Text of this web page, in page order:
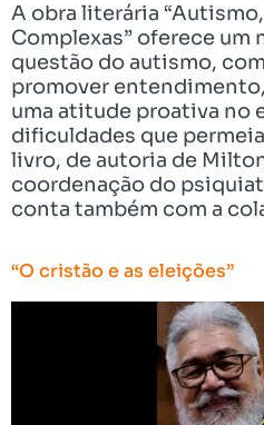
A obra literária
Complexas” oferece um
questão do autismo,
promover
uma atitude proativa no
dificuldades que
livro, de autoria de
coordenação do
conta também com a
“O cristão e as eleições”